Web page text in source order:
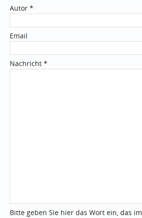
Autor *
Email
Nachricht *
Bitte geben Sie hier das Wort ein, das im